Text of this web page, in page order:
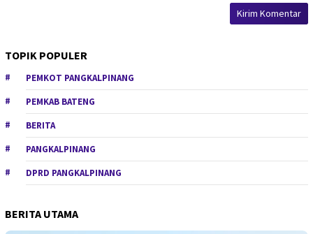
TOPIK POPULER
PEMKOT PANGKALPINANG
PEMKAB BATENG
BERITA
PANGKALPINANG
DPRD PANGKALPINANG
BERITA UTAMA